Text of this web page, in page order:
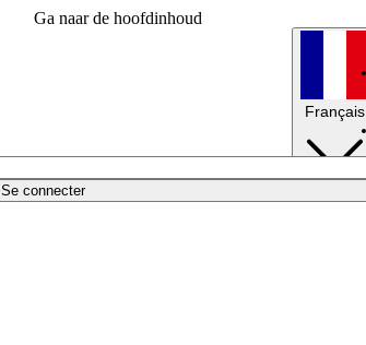
Ga naar de hoofdinhoud
Se connecter
Français